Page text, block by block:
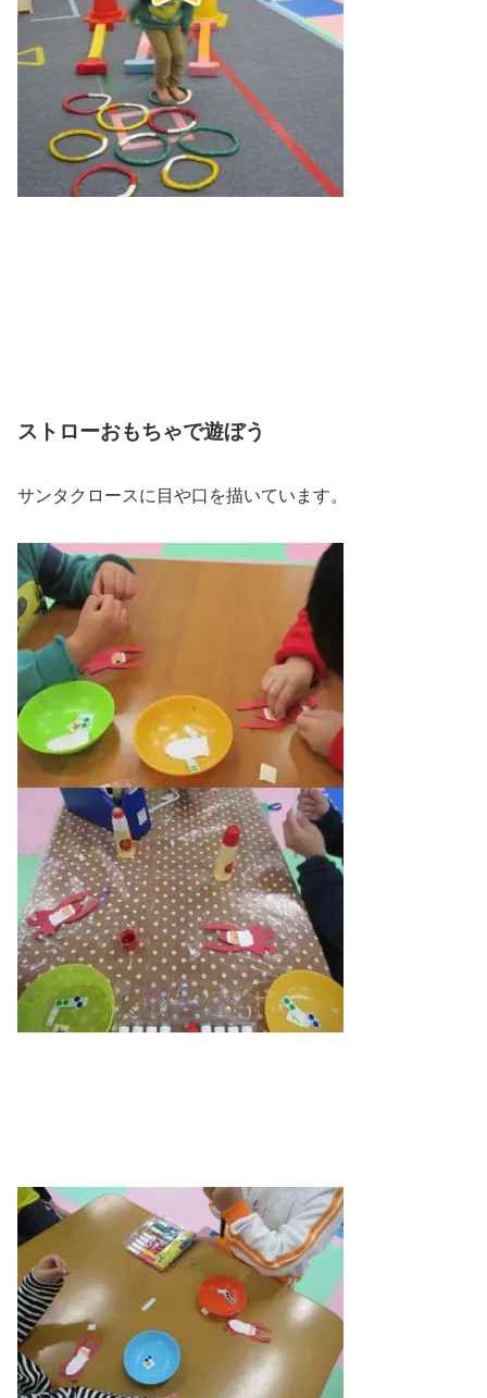
ストローおもちゃで遊ぼう
サンタクロースに目や口を描いています。